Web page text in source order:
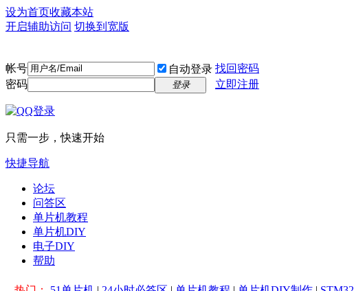
设为首页收藏本站
开启辅助访问 切换到宽版
帐号 自动登录 找回密码
密码
登录 立即注册
只需一步，快速开始
快捷导航
论坛
问答区
单片机教程
单片机DIY
电子DIY
帮助